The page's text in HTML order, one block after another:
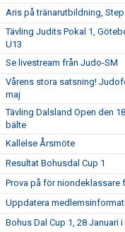
Aris på tränarutbildning,
Tävling Judits Pokal 1,
U13
Se livestream från Judo-SM
Vårens stora satsning!
maj
Tävling Dalsland Open den
bälte
Kallelse Årsmöte
Resultat Bohusdal Cup 1
Prova på för niondeklassare
Uppdatera
Bohus Dal Cup 1, 28 Januari i